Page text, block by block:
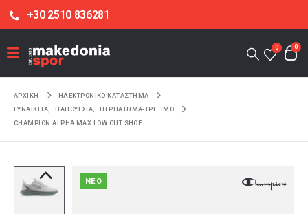
+30 2510 836281
0 0
ΑΡΧΙΚΉ
ΗΛΕΚΤΡΟΝΙΚΌ ΚΑΤΆΣΤΗΜΑ
ΓΥΝΑΙΚΕΙΑ
ΠΑΠΟΥΤΣΙΑ
ΠΕΡΠΑΤΗΜΑ-ΤΡΕΞΙΜΟ
CHAMPION ALPHA MAX LOW CUT SHOE
NEO